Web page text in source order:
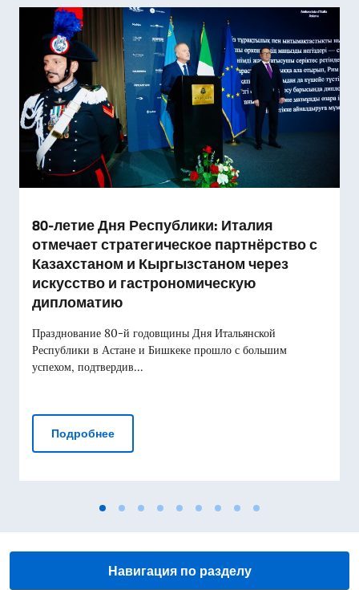
80-летие Дня Республики: Италия
отмечает стратегическое партнёрство с
Казахстаном и Кыргызстаном через
искусство и гастрономическую
дипломатию
Празднование 80-й годовщины Дня Итальянской
Республики в Астане и Бишкеке прошло с большим
успехом, подтвердив...
Подробнее80-летие Дня Республики: Италия
Навигация по разделу